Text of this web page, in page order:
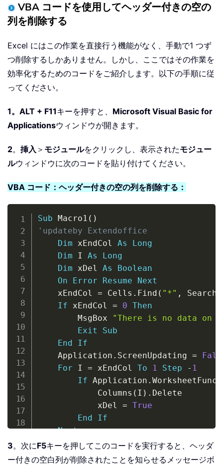
VBA コードを使用してヘッダー付きの空の
列を削除する
Excel にはこの作業を直接行う機能がなく、手動で1 つず
つ削除するしかありません。しかし、ここではその作業を
効率化するためのコードをご紹介します。以下の手順に従
ってください。
1。 ALT + F11キーを押すと、 Microsoft Visual Basic for
Applicationsウィンドウが開きます。
2。 挿入 ＞ モジュールをクリックし、表示されたモジュー
ルウィンドウに次のコードを貼り付けてください。
VBA コード：ヘッダー付きの空の列を削除する：
Sub Macro1 ( )
'updateby Extendoffice
Dim xEndCol As
Long
Dim I As
Long
Dim xDel As
Boolean
On
Error Resume
Next
    xEndCol
= Cells . Find ( "*" ,
If xEndCol = 0 Then
        MsgBox
"There is no data on
Exit
Sub
End
If
    Application
. ScreenUpdating =
For I = xEndCol To 1 Step - 1
If Application .
            Columns
( I ) . Delete
            xDel
= True
End
If
Next
If xDel Then
        MsgBox
"All blank columns
3。次にF5キーを押してこのコードを実行すると、ヘッダ
ー付きの空白列が削除されたことを知らせるメッセージボ